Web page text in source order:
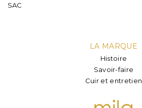
SAC
LA MARQUE
Histoire
Savoir-faire
Cuir et entretien